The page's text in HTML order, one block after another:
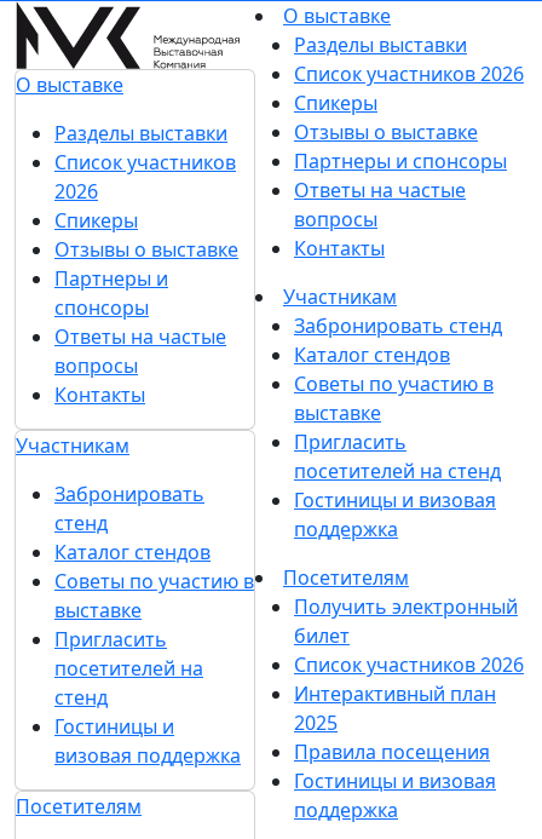
О выставке
Разделы выставки
Список участников
2026
Спикеры
Отзывы о выставке
Партнеры и
спонсоры
Ответы на частые
вопросы
Контакты
Участникам
Забронировать
стенд
Каталог стендов
Советы по участию в
выставке
Пригласить
посетителей на
стенд
Гостиницы и
визовая поддержка
Посетителям
О выставке
Разделы выставки
Список участников 2026
Спикеры
Отзывы о выставке
Партнеры и спонсоры
Ответы на частые
вопросы
Контакты
Участникам
Забронировать стенд
Каталог стендов
Советы по участию в
выставке
Пригласить
посетителей на стенд
Гостиницы и визовая
поддержка
Посетителям
Получить электронный
билет
Список участников 2026
Интерактивный план
2025
Правила посещения
Гостиницы и визовая
поддержка